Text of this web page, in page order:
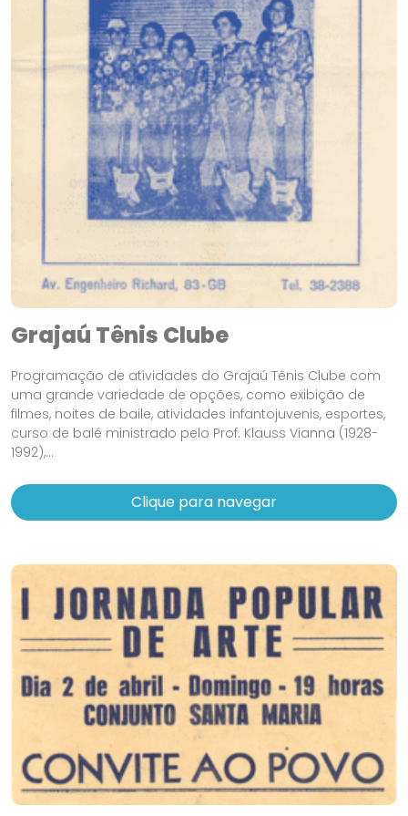
Grajaú Tênis Clube
Programação de atividades do Grajaú Tênis Clube com
uma grande variedade de opções, como exibição de
filmes, noites de baile, atividades infantojuvenis, esportes,
curso de balé ministrado pelo Prof. Klauss Vianna (1928-
1992),...
Clique para navegar